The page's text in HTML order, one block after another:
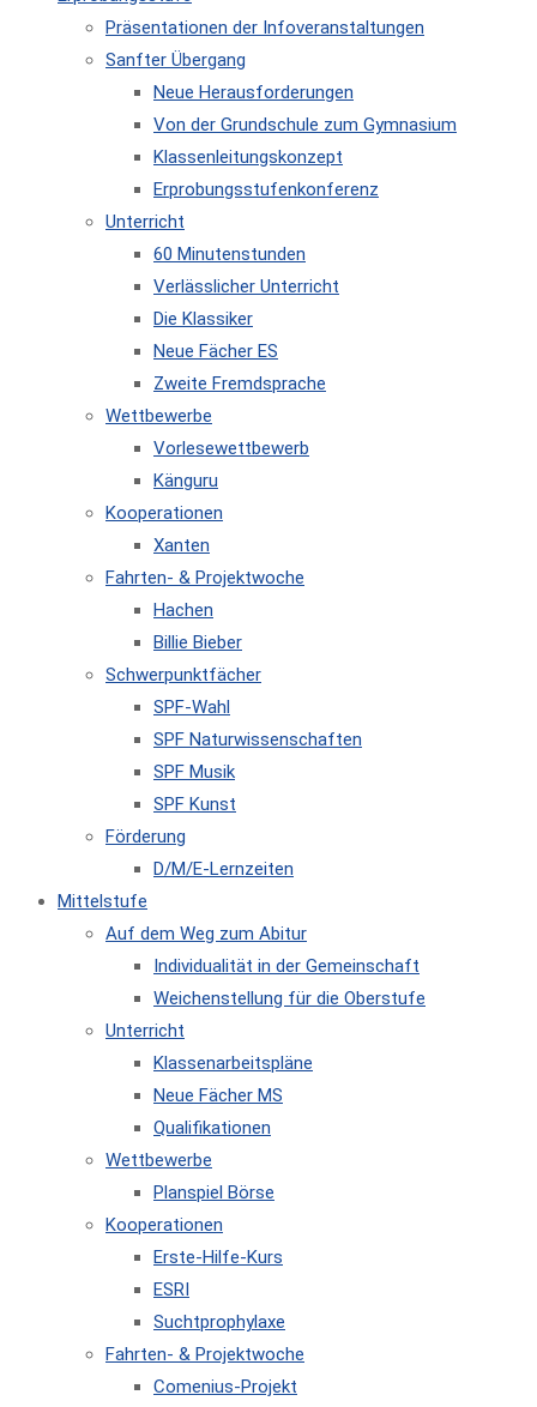
Präsentationen der Infoveranstaltungen
Sanfter Übergang
Neue Herausforderungen
Von der Grundschule zum Gymnasium
Klassenleitungskonzept
Erprobungsstufenkonferenz
Unterricht
60 Minutenstunden
Verlässlicher Unterricht
Die Klassiker
Neue Fächer ES
Zweite Fremdsprache
Wettbewerbe
Vorlesewettbewerb
Känguru
Kooperationen
Xanten
Fahrten- & Projektwoche
Hachen
Billie Bieber
Schwerpunktfächer
SPF-Wahl
SPF Naturwissenschaften
SPF Musik
SPF Kunst
Förderung
D/M/E-Lernzeiten
Mittelstufe
Auf dem Weg zum Abitur
Individualität in der Gemeinschaft
Weichenstellung für die Oberstufe
Unterricht
Klassenarbeitspläne
Neue Fächer MS
Qualifikationen
Wettbewerbe
Planspiel Börse
Kooperationen
Erste-Hilfe-Kurs
ESRI
Suchtprophylaxe
Fahrten- & Projektwoche
Comenius-Projekt